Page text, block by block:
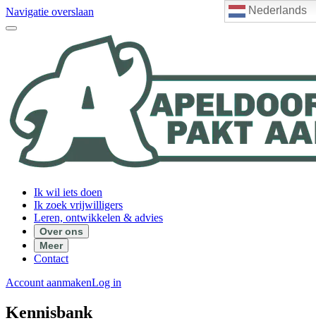
Nederlands
Navigatie overslaan
Ik wil iets doen
Ik zoek vrijwilligers
Leren, ontwikkelen & advies
Over ons
Meer
Contact
Account aanmakenLog in
Kennisbank